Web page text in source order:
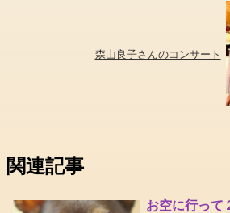
森山良子さんのコンサート
関連記事
お空に行って